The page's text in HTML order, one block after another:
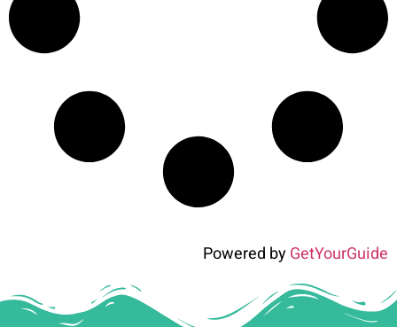
Powered byGetYourGuide